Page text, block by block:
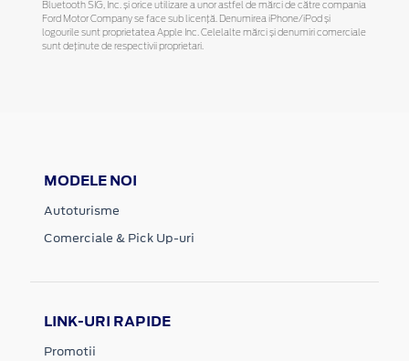
Bluetooth SIG, Inc. și orice utilizare a unor astfel de mărci de către compania
Ford Motor Company se face sub licență. Denumirea iPhone/iPod și
logourile sunt proprietatea Apple Inc. Celelalte mărci și denumiri comerciale
sunt deținute de respectivii proprietari.
MODELE NOI
Autoturisme
Comerciale & Pick Up-uri
LINK-URI RAPIDE
Promotii